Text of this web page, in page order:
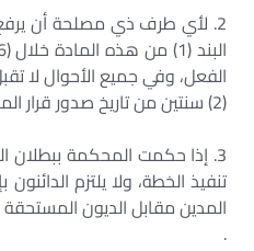
2. لأي طرف ذي مصلحة أن
الفعل، وفي جميع الأحوال لا
(2) سنتين من تاريخ صدور قرار المحكمة بالمصادقة على الخطة.
3. إذا حكمت المحكمة
تنفيذ الخطة، ولا يلتزم
المدين مقابل الديون
.